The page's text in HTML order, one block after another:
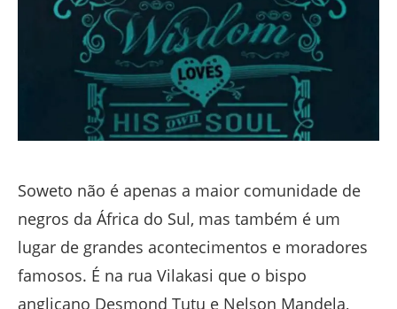
Soweto não é apenas a maior comunidade de
negros da África do Sul, mas também é um
lugar de grandes acontecimentos e moradores
famosos. É na rua Vilakasi que o bispo
anglicano Desmond Tutu e Nelson Mandela,